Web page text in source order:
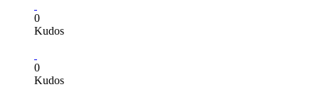
0
Kudos
0
Kudos